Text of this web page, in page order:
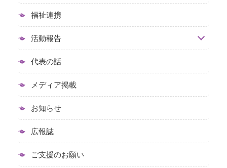
福祉連携
活動報告
代表の話
メディア掲載
お知らせ
広報誌
ご支援のお願い